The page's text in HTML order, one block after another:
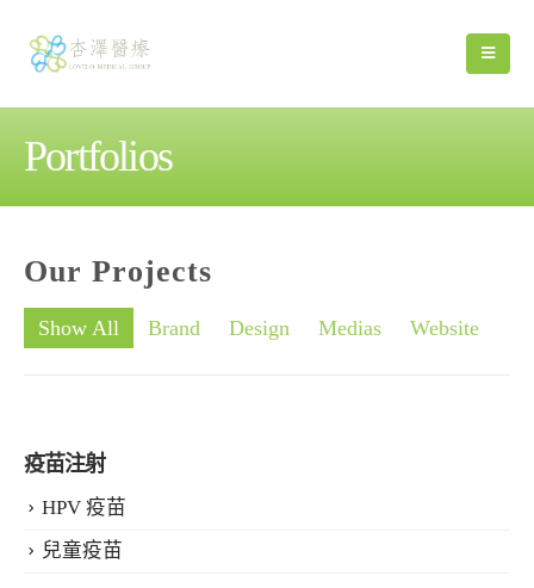
Portfolios
Our Projects
Show All Brand Design Medias Website
疫苗注射
HPV 疫苗
兒童疫苗